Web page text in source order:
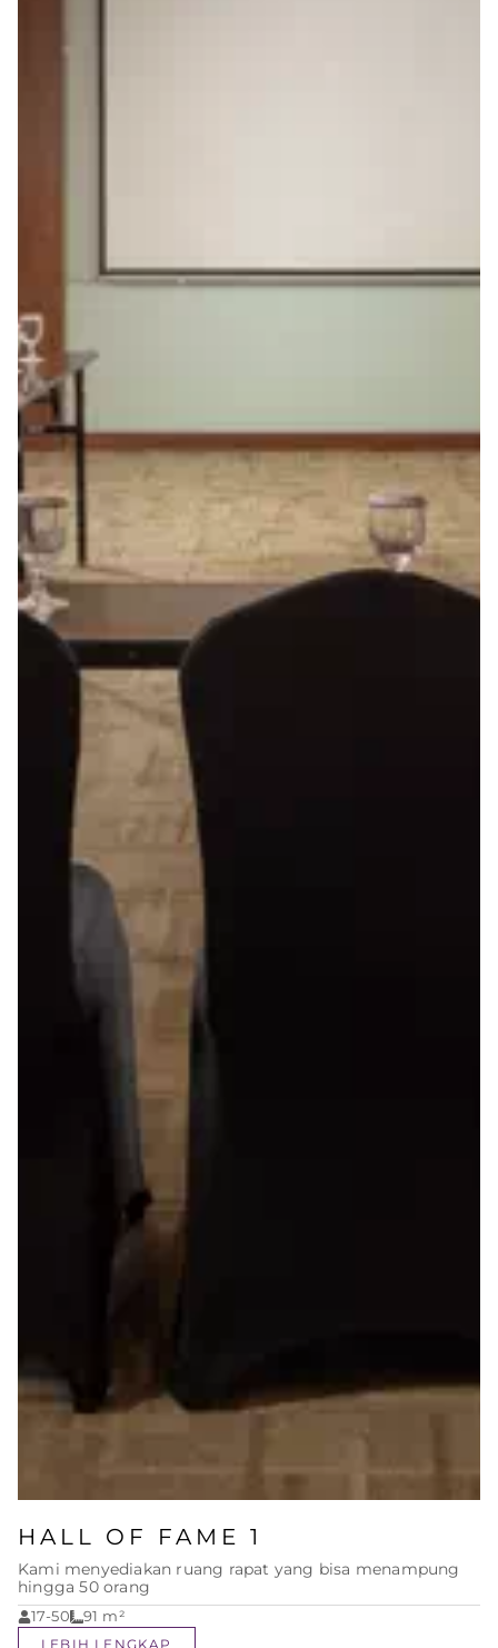
HALL OF FAME 1
Kami menyediakan ruang rapat yang bisa menampung
hingga 50 orang
17-50 91 m²
LEBIH LENGKAP